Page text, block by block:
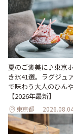
夏のご褒美に♪東京
き氷41選。ラグジュ
で味わう大人のひん
【2026年最新】
東京都